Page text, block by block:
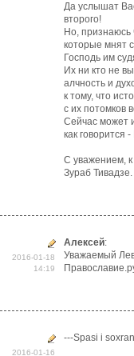
Да услышат
второго!
Но, признаюсь
которые мнят
Господь им
Их ни кто не
алчность и
к тому, что
с их потомков
Сейчас может
как
С уважением,
Зураб Тивадзе.
2016-01-18
14:19
Алексей:
Уважаемый
2016-01-16
---Spasi i